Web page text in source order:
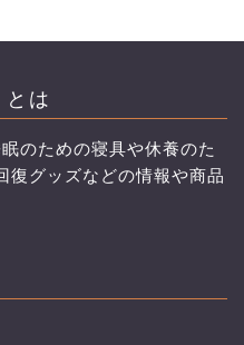
とは
のための寝具や休養のた
復グッズなどの情報や商品